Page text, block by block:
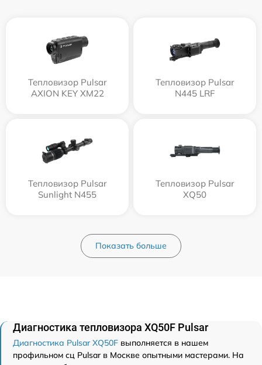
Тепловизор Pulsar
AXION KEY XM22
Тепловизор Pulsar
N445 LRF
Тепловизор Pulsar
Sunlight N455
Тепловизор Pulsar
XQ50
Показать больше
Диагностика тепловизора XQ50F Pulsar
Диагностика Pulsar XQ50F выполняется в нашем
профильном сц Pulsar в Москве опытными мастерами. На